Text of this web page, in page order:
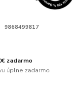
9868499817
zadarmo
úplne zadarmo